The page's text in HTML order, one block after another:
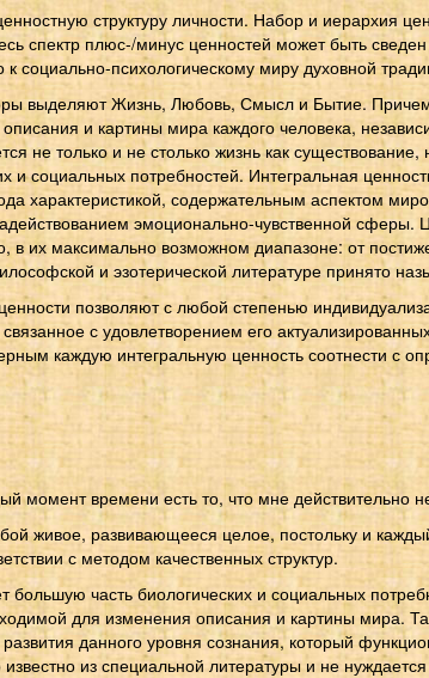
структуру личности. Набор и иерархия
спектр плюс-/минус ценностей может быть
социально-психологическому миру духовной
выделяют Жизнь, Любовь, Смысл и Бытие.
и картины мира каждого человека,
не только и не столько жизнь как
и социальных потребностей. Интегральная
характеристикой, содержательным аспектом
эмоционально-чувственной
их максимально возможном диапазоне: от
и эзотерической литературе принято
позволяют с любой степенью
с удовлетворением его
каждую интегральную ценность соотнести с
момент времени есть то, что мне действительно
живое, развивающееся целое, постольку и
с методом качественных структур.
часть биологических и социальных
для изменения описания и картины мира.
развития данного уровня сознания, который
из специальной литературы и не